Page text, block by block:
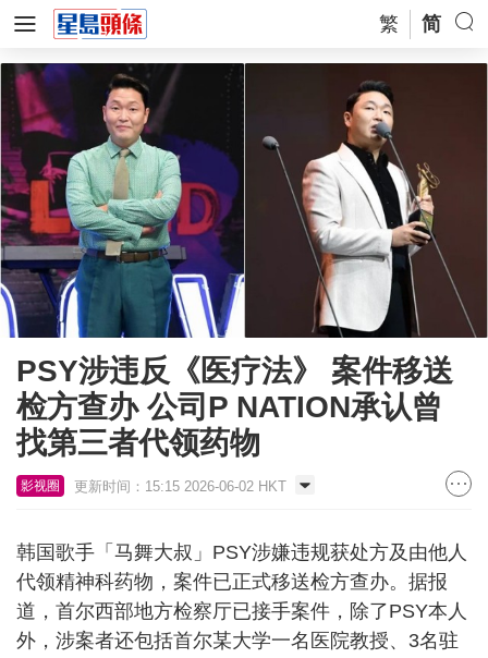
繁 简
PSY涉违反《医疗法》 案件移送
检方查办 公司P NATION承认曾
找第三者代领药物
影视圈 更新时间：15:15 2026-06-02 HKT
韩国歌手「马舞大叔」PSY涉嫌违规获处方及由他人
代领精神科药物，案件已正式移送检方查办。据报
道，首尔西部地方检察厅已接手案件，除了PSY本人
外，涉案者还包括首尔某大学一名医院教授、3名驻